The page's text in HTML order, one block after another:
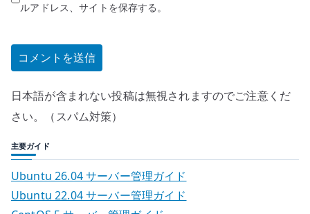
ルアドレス、サイトを保存する。
日本語が含まれない投稿は無視されますのでご注意くだ
さい。（スパム対策）
主要ガイド
Ubuntu 26.04 サーバー管理ガイド
Ubuntu 22.04 サーバー管理ガイド